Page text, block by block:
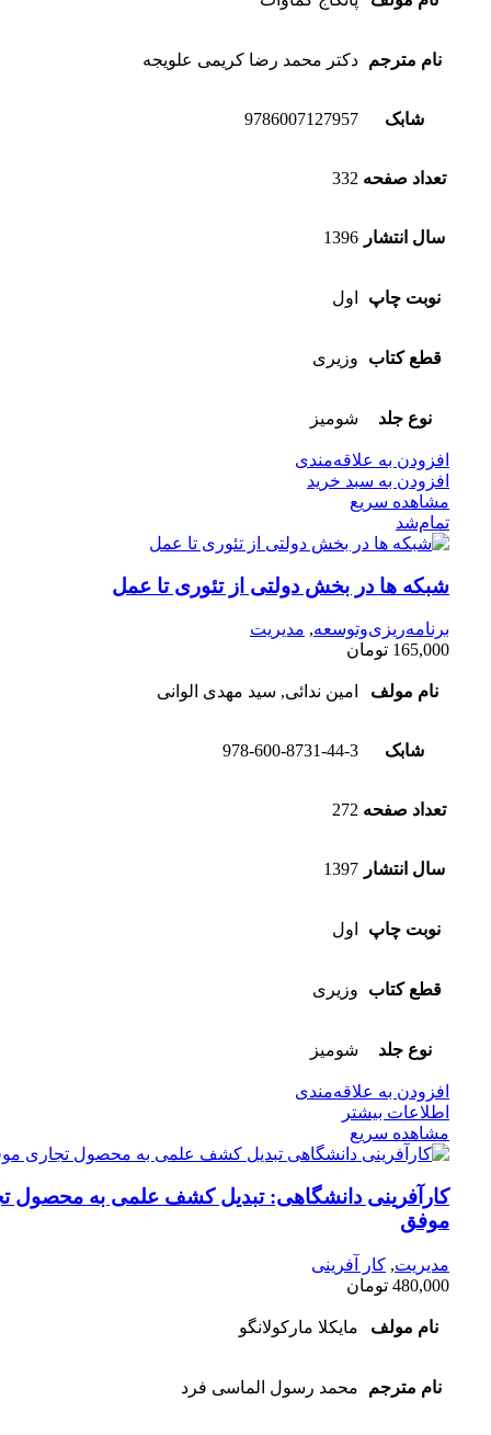
نام مترجم دکتر محمد رضا کریمی علویجه
شابک 9786007127957
تعداد صفحه 332
سال انتشار 1396
نوبت چاپ اول
قطع کتاب وزیری
نوع جلد شومیز
افزودن به علاقه‌مندی
افزودن به سبد خرید
مشاهده سریع
تمام‌شد
شبکه ها در بخش دولتی از تئوری تا عمل
برنامه‌ریزی‌وتوسعه, مدیریت
165,000 تومان
نام مولف امین ندائی, سید مهدی الوانی
شابک 978-600-8731-44-3
تعداد صفحه 272
سال انتشار 1397
نوبت چاپ اول
قطع کتاب وزیری
نوع جلد شومیز
افزودن به علاقه‌مندی
اطلاعات بیشتر
مشاهده سریع
کارآفرینی دانشگاهی: تبدیل کشف علمی به محصول
موفق
مدیریت, کار آفرینی
480,000 تومان
نام مولف مایکلا مارکولانگو
نام مترجم محمد رسول الماسی فرد